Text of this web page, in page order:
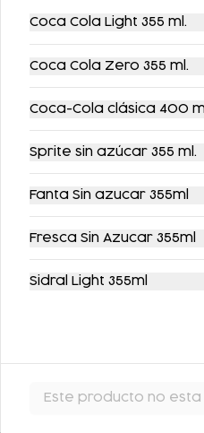
ARROZ CON LECHE
Coca Cola Light 355 ml.
Coca Cola Zero 355 ml.
Coca-Cola clásica 400
Sprite sin azúcar 355 ml.
Fanta Sin azucar 355ml
Fresca Sin Azucar 355ml
Sidral Light 355ml
Este producto no